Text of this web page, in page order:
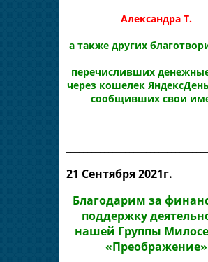
Александра Т.
а также других
перечисливших
через кошелек
сообщивших свои
21 Сентября 2021г.
Благодарим за
поддержку
нашей Группы
«Преображение»